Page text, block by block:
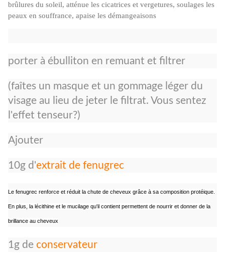
brûlures du soleil, atténue les cicatrices et vergetures, soulages les
peaux en souffrance, apaise les démangeaisons
porter à ébulliton en remuant et filtrer
(faîtes un masque et un gommage léger du
visage au lieu de jeter le filtrat. Vous sentez
l'effet tenseur?)
Ajouter
10g d'extrait de fenugrec
Le fenugrec renforce et réduit la chute de cheveux grâce à sa composition protéique.
En plus, la lécithine et le mucilage qu'il contient permettent de nourrir et donner de la
brillance au cheveux
1g de conservateur